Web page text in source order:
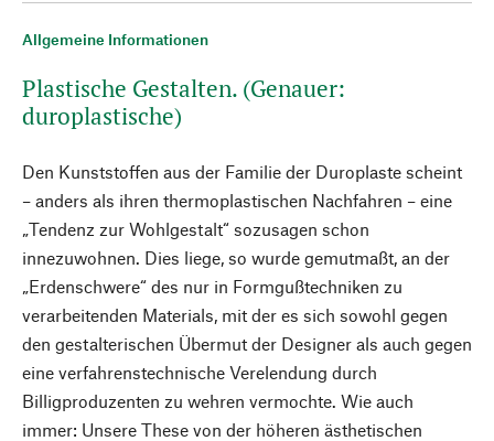
Allgemeine Informationen
Plastische Gestalten. (Genauer:
duroplastische)
Den Kunststoffen aus der Familie der Duroplaste scheint
– anders als ihren thermoplastischen Nachfahren – eine
„Tendenz zur Wohlgestalt“ sozusagen schon
innezuwohnen. Dies liege, so wurde gemutmaßt, an der
„Erdenschwere“ des nur in Formgußtechniken zu
verarbeitenden Materials, mit der es sich sowohl gegen
den gestalterischen Übermut der Designer als auch gegen
eine verfahrenstechnische Verelendung durch
Billigproduzenten zu wehren vermochte. Wie auch
immer: Unsere These von der höheren ästhetischen